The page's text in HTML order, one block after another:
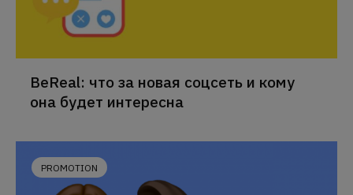
BeReal: что за новая соцсеть и кому
она будет интересна
PROMOTION